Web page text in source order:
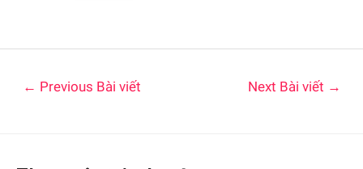
← Previous Bài viết Next Bài viết →